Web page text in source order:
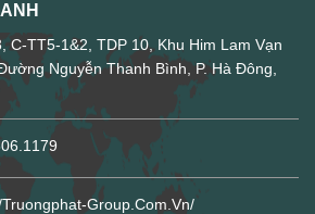
C-TT5-1&2, TDP 10, Khu Him Lam Vạn
Nguyễn Thanh Bình, P. Hà Đông,
truongphat-Group.com.vn/